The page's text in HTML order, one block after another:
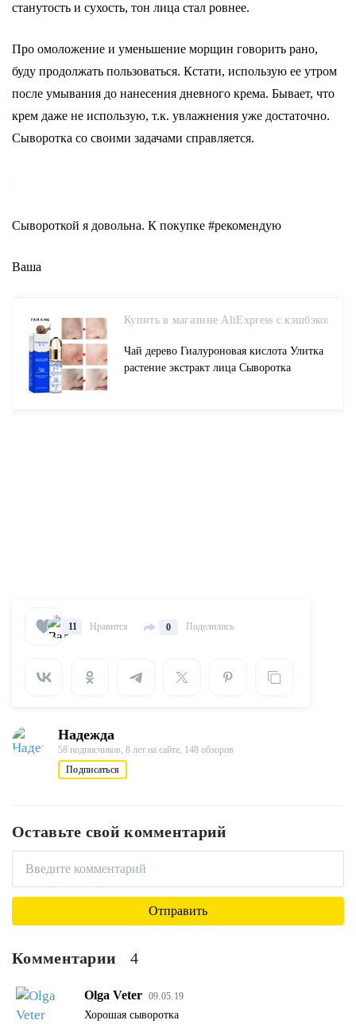
станутость и сухость, тон лица стал ровнее.
Про омоложение и уменьшение морщин говорить рано,
буду продолжать пользоваться. Кстати, использую ее утром
после умывания до нанесения дневного крема. Бывает, что
крем даже не использую, т.к. увлажнения уже достаточно.
Сыворотка со своими задачами справляется.
Сывороткой я довольна. К покупке #рекомендую
Ваша
Купить в магазине AliExpress с кэшбэком
Чай дерево Гиалуроновая кислота Улитка
растение экстракт лица Сыворотка
11 Нравится 0 Поделились
Надежда
58 подписчиков, 8 лет на сайте, 148 обзоров
Подписаться
Оставьте свой комментарий
Комментарии 4
Olga Veter 09.05.19
Хорошая сыворотка